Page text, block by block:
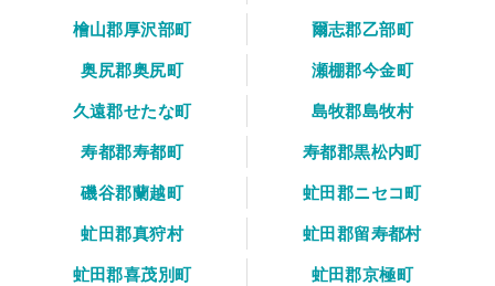
檜山郡厚沢部町
爾志郡乙部町
奥尻郡奥尻町
瀬棚郡今金町
久遠郡せたな町
島牧郡島牧村
寿都郡寿都町
寿都郡黒松内町
磯谷郡蘭越町
虻田郡ニセコ町
虻田郡真狩村
虻田郡留寿都村
虻田郡喜茂別町
虻田郡京極町